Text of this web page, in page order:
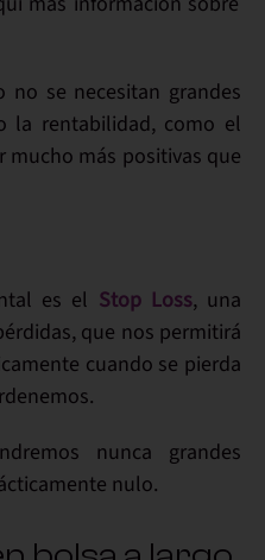
se necesitan grandes
la rentabilidad, como el
mucho más positivas que
es el Stop Loss, una
que nos permitirá
cuando se pierda
nunca grandes
nulo.